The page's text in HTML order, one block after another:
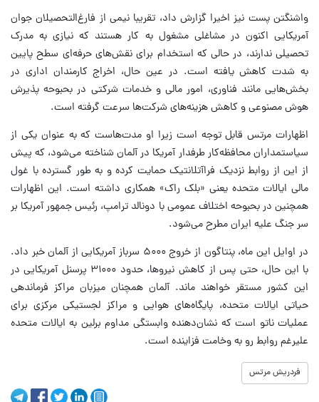
واشنگتن پست نیز اخیرا گزارش داد، تقریبا نیمی از فارغ‌التحصیلان جوان
آمریکایی اکنون در مشاغلی مشغول به کار هستند که نیازی به مدرک
تحصیلی ندارند، در حالی که استخدام برای نقش‌های حرفه‌ای سطح پایین
به شدت کاهش یافته است. در عین حال، اخراج کارمندان اداری در
بخش‌هایی مانند فناوری، امور مالی و خدمات شرکتی در بحبوحه پذیرش
هوش مصنوعی و کاهش هزینه‌های شرکت‌ها سرعت گرفته است.
اظهارات مرتس قابل توجه است زیرا او مدت‌هاست که به عنوان یکی از
سیاستمداران محافظه‌کار طرفدار آمریکا در آلمان شناخته می‌شود، که پیش
از این از روابط نزدیک فراآتلانتیک حمایت کرده و به طور گسترده با غول
مالی ایالات متحده یعنی «بلک راک» همکاری داشته است. این اظهارات
همچنین در بحبوحه اختلاف عمومی با دونالد ترامپ، رئیس جمهور آمریکا بر
سر جنگ علیه ایران مطرح می‌شود.
در اوایل این ماه، پنتاگون از خروج ۵۰۰۰ سرباز آمریکایی از آلمان خبر داد.
با این حال، حتی پس از کاهش نیروها، حدود ۳۱۰۰۰ پرسنل آمریکایی در
این کشور مستقر خواهند ماند. آلمان همچنان میزبان مراکز فرماندهی
حیاتی ایالات متحده، پایگاه‌های هوایی و مراکز لجستیکی مرکزی برای
عملیات ناتو است که نشان‌دهنده وابستگی مداوم برلین به ایالات متحده
علیرغم روابط رو به وخامت فزاینده است.
فردریش مرتس